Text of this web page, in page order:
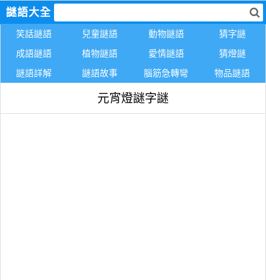
謎語大全
笑話謎語 兒童謎語 動物謎語
猜字謎
成語謎語
植物謎語 愛情謎語
猜燈謎
謎語詳解
謎語故事 腦筋急轉彎 物品謎語
元宵燈謎字謎